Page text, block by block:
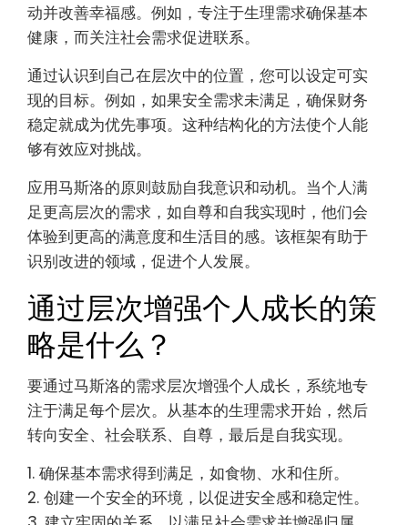
如何在日常生活中应用
马斯洛的需求层次？
增强日常生活。理解自己的需求有助于优先考虑行
动并改善幸福感。例如，专注于生理需求确保基本
健康，而关注社会需求促进联系。
通过认识到自己在层次中的位置，您可以设定可实
现的目标。例如，如果安全需求未满足，确保财务
稳定就成为优先事项。这种结构化的方法使个人能
够有效应对挑战。
应用马斯洛的原则鼓励自我意识和动机。当个人满